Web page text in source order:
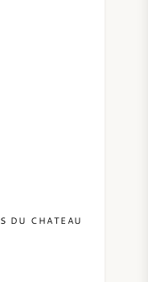
DU CHATEAU